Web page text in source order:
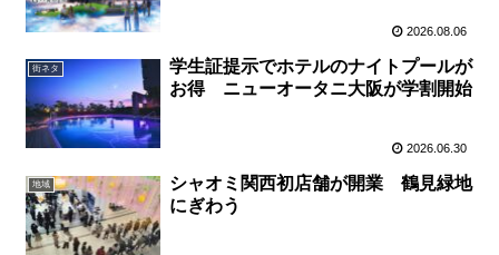
2026.08.06
街ネタ
学生証提示でホテルのナイトプールが
お得 ニューオータニ大阪が学割開始
2026.06.30
地域
シャオミ関西初店舗が開業 鶴見緑地
にぎわう